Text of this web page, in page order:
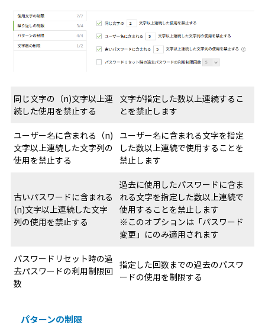
同じ文字の（n)文字以上連
続した使用を禁止する
文字が指定した数以上連続するこ
とを禁止します
ユーザー名に含まれる（n)
文字以上連続した文字列の
使用を禁止する
ユーザー名に含まれる文字を指定
した数以上連続で使用することを
禁止します
古いパスワードに含まれる
(n)文字以上連続した文字
列の使用を禁止する
過去に使用したパスワードに含ま
れる文字を指定した数以上連続で
使用することを禁止します
※このオプションは「パスワード
変更」にのみ適用されます
パスワードリセット時の過
去パスワードの利用制限回
数
指定した回数までの過去のパスワ
ードの使用を制限する
パターンの制限